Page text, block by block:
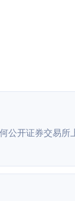
公开证券交易